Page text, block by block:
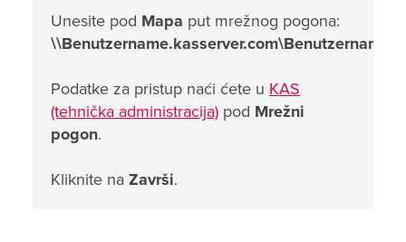
Unesite pod Mapa put mrežnog pogona:
\\Benutzername.kasserver.com\Benutzername
Podatke za pristup naći ćete u KAS
(tehnička administracija) pod Mrežni
pogon.
Kliknite na Završi.